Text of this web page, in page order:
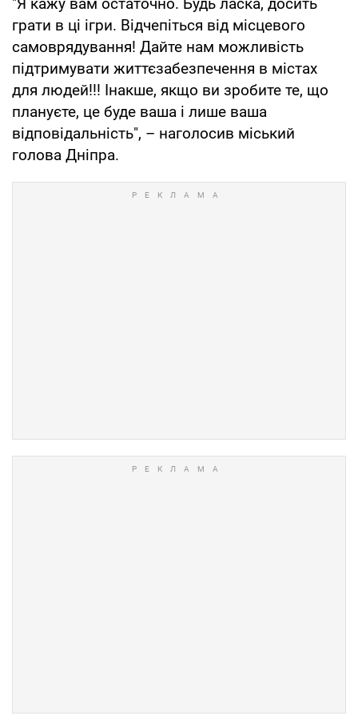
грати в ці ігри. Відчепіться від місцевого
самоврядування! Дайте нам можливість
підтримувати життєзабезпечення в містах
для людей!!! Інакше, якщо ви зробите те, що
плануєте, це буде ваша і лише ваша
відповідальність", – наголосив міський
голова Дніпра.